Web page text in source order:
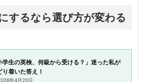
するなら選び方が変わる
学生の英検、何級から受ける？」迷った私が
り着いた答え！
年4月20日